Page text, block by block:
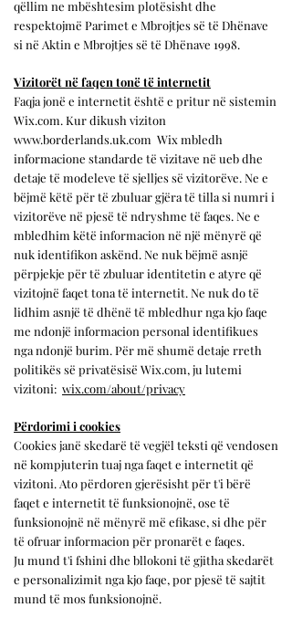
qëllim ne mbështesim plotësisht dhe
respektojmë Parimet e Mbrojtjes së të Dhënave
si në Aktin e Mbrojtjes së të Dhënave 1998.
Vizitorët në faqen tonë të internetit
Faqja jonë e internetit është e pritur në sistemin
Wix.com. Kur dikush viziton
www.borderlands.uk.com Wix mbledh
informacione standarde të vizitave në ueb dhe
detaje të modeleve të sjelljes së vizitorëve. Ne e
bëjmë këtë për të zbuluar gjëra të tilla si numri i
vizitorëve në pjesë të ndryshme të faqes. Ne e
mbledhim këtë informacion në një mënyrë që
nuk identifikon askënd. Ne nuk bëjmë asnjë
përpjekje për të zbuluar identitetin e atyre që
vizitojnë faqet tona të internetit. Ne nuk do të
lidhim asnjë të dhënë të mbledhur nga kjo faqe
me ndonjë informacion personal identifikues
nga ndonjë burim. Për më shumë detaje rreth
politikës së privatësisë Wix.com, ju lutemi
vizitoni: wix.com/about/privacy
Përdorimi i cookies
Cookies janë skedarë të vegjël teksti që vendosen
në kompjuterin tuaj nga faqet e internetit që
vizitoni. Ato përdoren gjerësisht për t'i bërë
faqet e internetit të funksionojnë, ose të
funksionojnë në mënyrë më efikase, si dhe për
të ofruar informacion për pronarët e faqes.
Ju mund t'i fshini dhe bllokoni të gjitha skedarët
e personalizimit nga kjo faqe, por pjesë të sajtit
mund të mos funksionojnë.